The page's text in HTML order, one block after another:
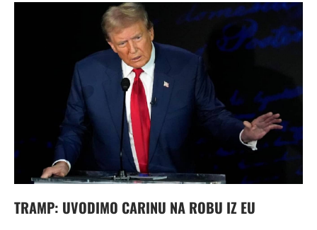
TRAMP: UVODIMO CARINU NA ROBU IZ EU